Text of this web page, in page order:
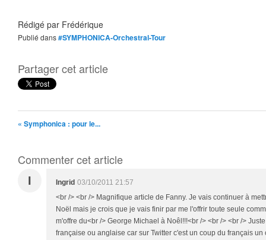
Rédigé par Frédérique
Publié dans#SYMPHONICA-Orchestral-Tour
Partager cet article
« Symphonica : pour le...
Commenter cet article
I Ingrid 03/10/2011 21:57
<br /> <br /> Magnifique article de Fanny. Je vais continuer à
Noël mais je crois que je vais finir par me l'offrir toute seule
m'offre du<br /> George Michael à Noêl!!!<br /> <br /> <br />
française ou anglaise car sur Twitter c'est un coup du français